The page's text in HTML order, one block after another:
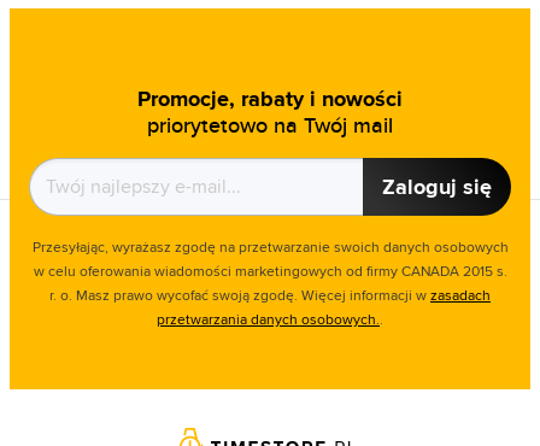
Promocje, rabaty i nowości
priorytetowo na Twój mail
Zaloguj się
Przesyłając, wyrażasz zgodę na przetwarzanie swoich danych osobowych
w celu oferowania wiadomości marketingowych od firmy CANADA 2015 s.
r. o. Masz prawo wycofać swoją zgodę. Więcej informacji wzasadach
przetwarzania danych osobowych..